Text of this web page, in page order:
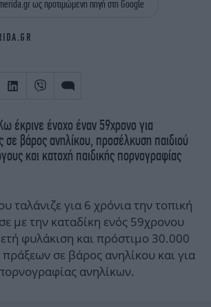
ΖΩΔΙΑ
ως προτιμώμενη πηγή στη Google
έκρινε ένοχο έναν 59χρονο για
σε βάρος ανηλίκου, προσέλκυση παιδιού
και κατοχή παιδικής πορνογραφίας
ταλάνιζε για 6 χρόνια την τοπική
με την καταδίκη ενός 59χρονου
φυλάκιση και πρόστιμο 30.000
σε βάρος ανηλίκου και για
ανηλίκων.